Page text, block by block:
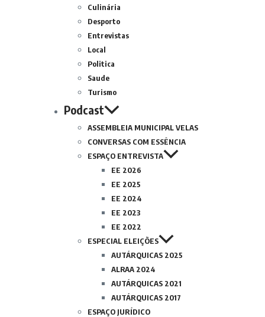
Culinária
Desporto
Entrevistas
Local
Politica
Saude
Turismo
Podcast
ASSEMBLEIA MUNICIPAL VELAS
CONVERSAS COM ESSÊNCIA
ESPAÇO ENTREVISTA
EE 2026
EE 2025
EE 2024
EE 2023
EE 2022
ESPECIAL ELEIÇÕES
AUTÁRQUICAS 2025
ALRAA 2024
AUTÁRQUICAS 2021
AUTÁRQUICAS 2017
ESPAÇO JURÍDICO